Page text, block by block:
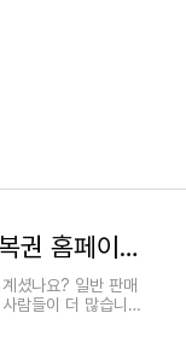
로또, 연금복권 인터넷 구매 방법 (동행복권 홈페이지)
셨나요? 일반 판매
람들이 더 많습니다.